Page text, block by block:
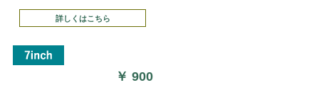
詳しくはこちら
￥900